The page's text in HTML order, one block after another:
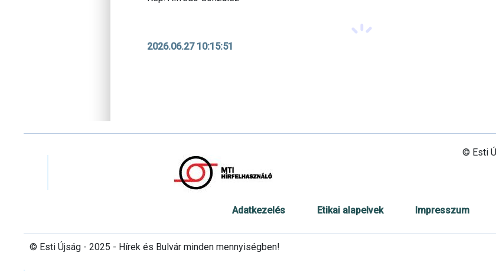
2026.06.27 10:15:51
© Esti
Adatkezelés Etikai alapelvek Impresszum
© Esti Újság - 2025 - Hírek és Bulvár minden mennyiségben!